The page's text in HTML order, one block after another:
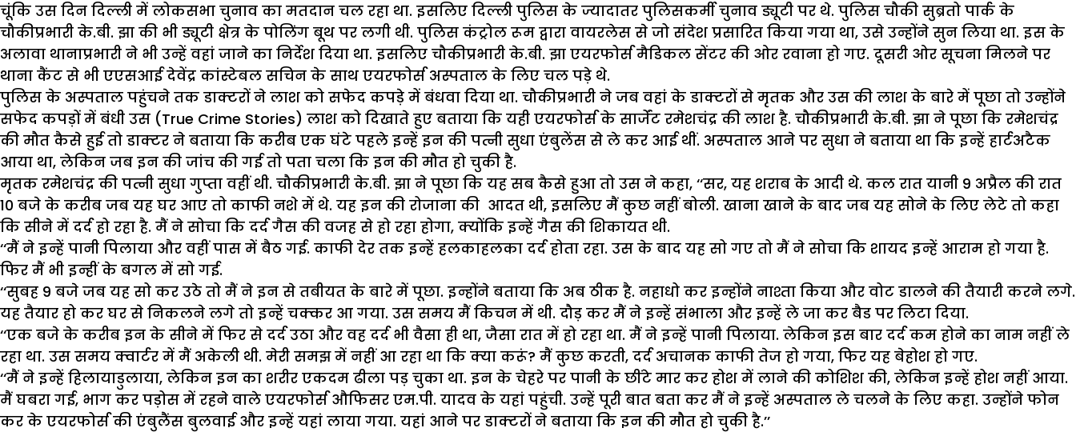
चूंकि उस दिन दिल्ली में लोकसभा चुनाव का मतदान चल रहा था. इसलिए दिल्ली पुलिस के ज्यादातर पुलिसकर्मी चुनाव ड्यूटी पर थे. पुलिस चौकी सुब्रतो पार्क के
चौकीप्रभारी के.बी. झा की भी ड्यूटी क्षेत्र के पोलिंग बूथ पर लगी थी. पुलिस कंट्रोल रूम द्वारा वायरलेस से जो संदेश प्रसारित किया गया था, उसे उन्होंने सुन लिया था. इस के
अलावा थानाप्रभारी ने भी उन्हें वहां जाने का निर्देश दिया था. इसलिए चौकीप्रभारी के.बी. झा एयरफोर्स मैडिकल सेंटर की ओर रवाना हो गए. दूसरी ओर सूचना मिलने पर
थाना कैंट से भी एएसआई देवेंद्र कांस्टेबल सचिन के साथ एयरफोर्स अस्पताल के लिए चल पड़े थे.
पुलिस के अस्पताल पहुंचने तक डाक्टरों ने लाश को सफेद कपड़े में बंधवा दिया था. चौकीप्रभारी ने जब वहां के डाक्टरों से मृतक और उस की लाश के बारे में पूछा तो उन्होंने
सफेद कपड़ों में बंधी उस (True Crime Stories) लाश को दिखाते हुए बताया कि यही एयरफोर्स के सार्जेंट रमेशचंद्र की लाश है. चौकीप्रभारी के.बी. झा ने पूछा कि रमेशचंद्र
की मौत कैसे हुई तो डाक्टर ने बताया कि करीब एक घंटे पहले इन्हें इन की पत्नी सुधा एंबुलेंस से ले कर आई थीं. अस्पताल आने पर सुधा ने बताया था कि इन्हें हार्टअटैक
आया था, लेकिन जब इन की जांच की गई तो पता चला कि इन की मौत हो चुकी है.
मृतक रमेशचंद्र की पत्नी सुधा गुप्ता वहीं थी. चौकीप्रभारी के.बी. झा ने पूछा कि यह सब कैसे हुआ तो उस ने कहा, ‘‘सर, यह शराब के आदी थे. कल रात यानी 9 अप्रैल की रात
10 बजे के करीब जब यह घर आए तो काफी नशे में थे. यह इन की रोजाना की आदत थी, इसलिए मैं कुछ नहीं बोली. खाना खाने के बाद जब यह सोने के लिए लेटे तो कहा
कि सीने में दर्द हो रहा है. मैं ने सोचा कि दर्द गैस की वजह से हो रहा होगा, क्योंकि इन्हें गैस की शिकायत थी.
‘‘मैं ने इन्हें पानी पिलाया और वहीं पास में बैठ गई. काफी देर तक इन्हें हलकाहलका दर्द होता रहा. उस के बाद यह सो गए तो मैं ने सोचा कि शायद इन्हें आराम हो गया है.
फिर मैं भी इन्हीं के बगल में सो गई.
‘‘सुबह 9 बजे जब यह सो कर उठे तो मैं ने इन से तबीयत के बारे में पूछा. इन्होंने बताया कि अब ठीक है. नहाधो कर इन्होंने नाश्ता किया और वोट डालने की तैयारी करने लगे.
यह तैयार हो कर घर से निकलने लगे तो इन्हें चक्कर आ गया. उस समय मैं किचन में थी. दौड़ कर मैं ने इन्हें संभाला और इन्हें ले जा कर बैड पर लिटा दिया.
‘‘एक बजे के करीब इन के सीने में फिर से दर्द उठा और वह दर्द भी वैसा ही था, जैसा रात में हो रहा था. मैं ने इन्हें पानी पिलाया. लेकिन इस बार दर्द कम होने का नाम नहीं ले
रहा था. उस समय क्वार्टर में मैं अकेली थी. मेरी समझ में नहीं आ रहा था कि क्या करूं? मैं कुछ करती, दर्द अचानक काफी तेज हो गया, फिर यह बेहोश हो गए.
‘‘मैं ने इन्हें हिलायाडुलाया, लेकिन इन का शरीर एकदम ढीला पड़ चुका था. इन के चेहरे पर पानी के छींटे मार कर होश में लाने की कोशिश की, लेकिन इन्हें होश नहीं आया.
मैं घबरा गई, भाग कर पड़ोस में रहने वाले एयरफोर्स औफिसर एम.पी. यादव के यहां पहुंची. उन्हें पूरी बात बता कर मैं ने इन्हें अस्पताल ले चलने के लिए कहा. उन्होंने फोन
कर के एयरफोर्स की एंबुलैंस बुलवाई और इन्हें यहां लाया गया. यहां आने पर डाक्टरों ने बताया कि इन की मौत हो चुकी है.’’